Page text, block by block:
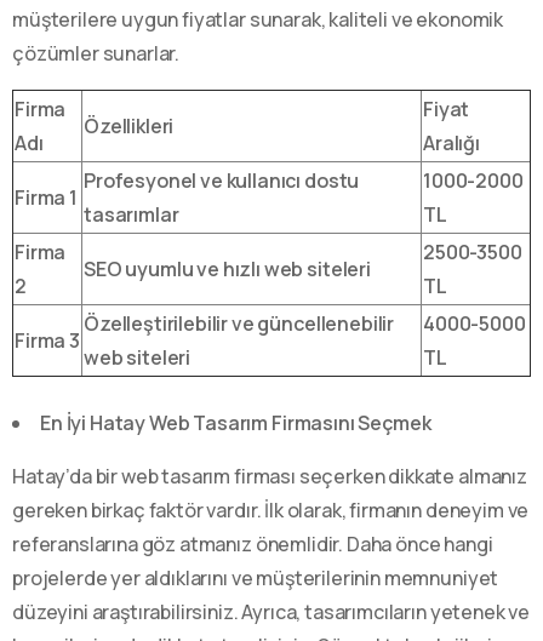
müşterilere uygun fiyatlar sunarak, kaliteli ve ekonomik
çözümler sunarlar.
Firma
Adı
Özellikleri
Fiyat
Aralığı
Firma 1
Profesyonel ve kullanıcı dostu
tasarımlar
1000-2000
TL
Firma
2
SEO uyumlu ve hızlı web siteleri
2500-3500
TL
Firma 3
Özelleştirilebilir ve güncellenebilir
web siteleri
4000-5000
TL
En İyi Hatay Web Tasarım Firmasını Seçmek
Hatay’da bir web tasarım firması seçerken dikkate almanız
gereken birkaç faktör vardır. İlk olarak, firmanın deneyim ve
referanslarına göz atmanız önemlidir. Daha önce hangi
projelerde yer aldıklarını ve müşterilerinin memnuniyet
düzeyini araştırabilirsiniz. Ayrıca, tasarımcıların yetenek ve